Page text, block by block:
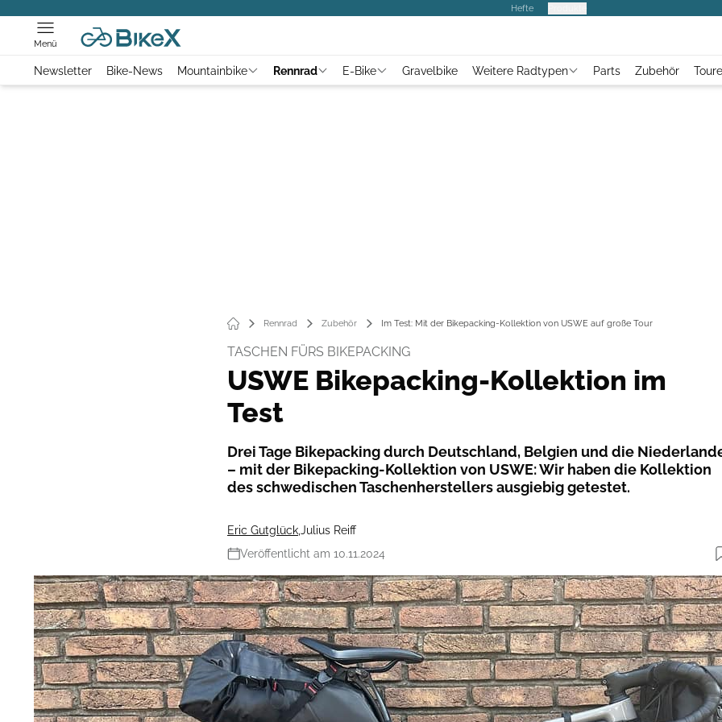
Hefte
Menü
Newsletter Bike-News Mountainbike Rennrad E-Bike Gravelbike Weitere Radtypen Parts Zubehör
Rennrad Zubehör Im Test: Mit der Bikepacking-Kollektion von USWE auf große Tour
TASCHEN FÜRS BIKEPACKING
USWE Bikepacking-Kollektion im
Test
Drei Tage Bikepacking durch Deutschland, Belgien und die
– mit der Bikepacking-Kollektion von USWE: Wir haben die Kollektion
des schwedischen Taschenherstellers ausgiebig getestet.
Eric GutglückJulius Reiff
Veröffentlicht am 10.11.2024